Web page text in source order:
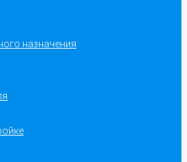
назначения